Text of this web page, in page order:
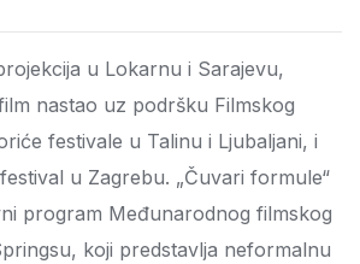
u Lokarnu i Sarajevu,
nastao uz podršku Filmskog
festivale u Talinu i Ljubaljani, i
u Zagrebu. „Čuvari formule“
program Međunarodnog filmskog
koji predstavlja neformalnu